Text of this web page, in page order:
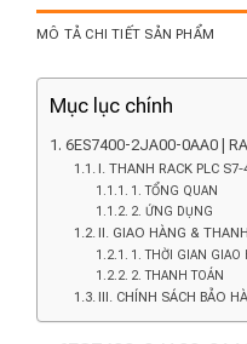
MÔ TẢ CHI TIẾT SẢN PHẨM
Mục lục chính
6ES7400-2JA00-0AA0 |
I. THANH RACK PLC S7-
1. TỔNG QUAN
2. ỨNG DỤNG
II. GIAO HÀNG &
1. THỜI GIAN GIAO
2. THANH TOÁN
III. CHÍNH SÁCH BẢO